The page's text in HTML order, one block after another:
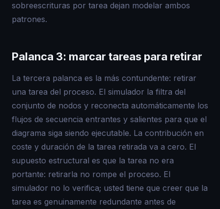
sobreescrituras por tarea dejan modelar ambos
patrones.
Palanca 3: marcar tareas para retirar
La tercera palanca es la más contundente: retirar
una tarea del proceso. El simulador la filtra del
conjunto de nodos y reconecta automáticamente los
flujos de secuencia entrantes y salientes para que el
diagrama siga siendo ejecutable. La contribución en
coste y duración de la tarea retirada va a cero. El
supuesto estructural es que la tarea no era
portante: retirarla no rompe el proceso. El
simulador no lo verifica; usted tiene que creer que la
tarea es genuinamente redundante antes de